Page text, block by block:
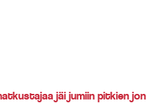
jäi jumiin pitkien